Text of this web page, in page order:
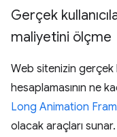
Gerçek
maliyetini ölçme
Web sitenizin gerçek
hesaplamasının ne
Long Animation
olacak araçları